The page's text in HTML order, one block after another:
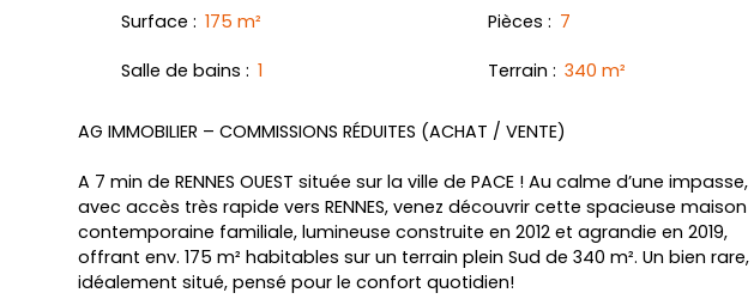
Surface : 175 m² Pièces : 7
Salle de bains : 1 Terrain : 340 m²
AG IMMOBILIER – COMMISSIONS RÉDUITES (ACHAT / VENTE)
A 7 min de RENNES OUEST située sur la ville de PACE ! Au calme d’une impasse,
avec accès très rapide vers RENNES, venez découvrir cette spacieuse maison
contemporaine familiale, lumineuse construite en 2012 et agrandie en 2019,
offrant env. 175 m² habitables sur un terrain plein Sud de 340 m². Un bien rare,
idéalement situé, pensé pour le confort quotidien!